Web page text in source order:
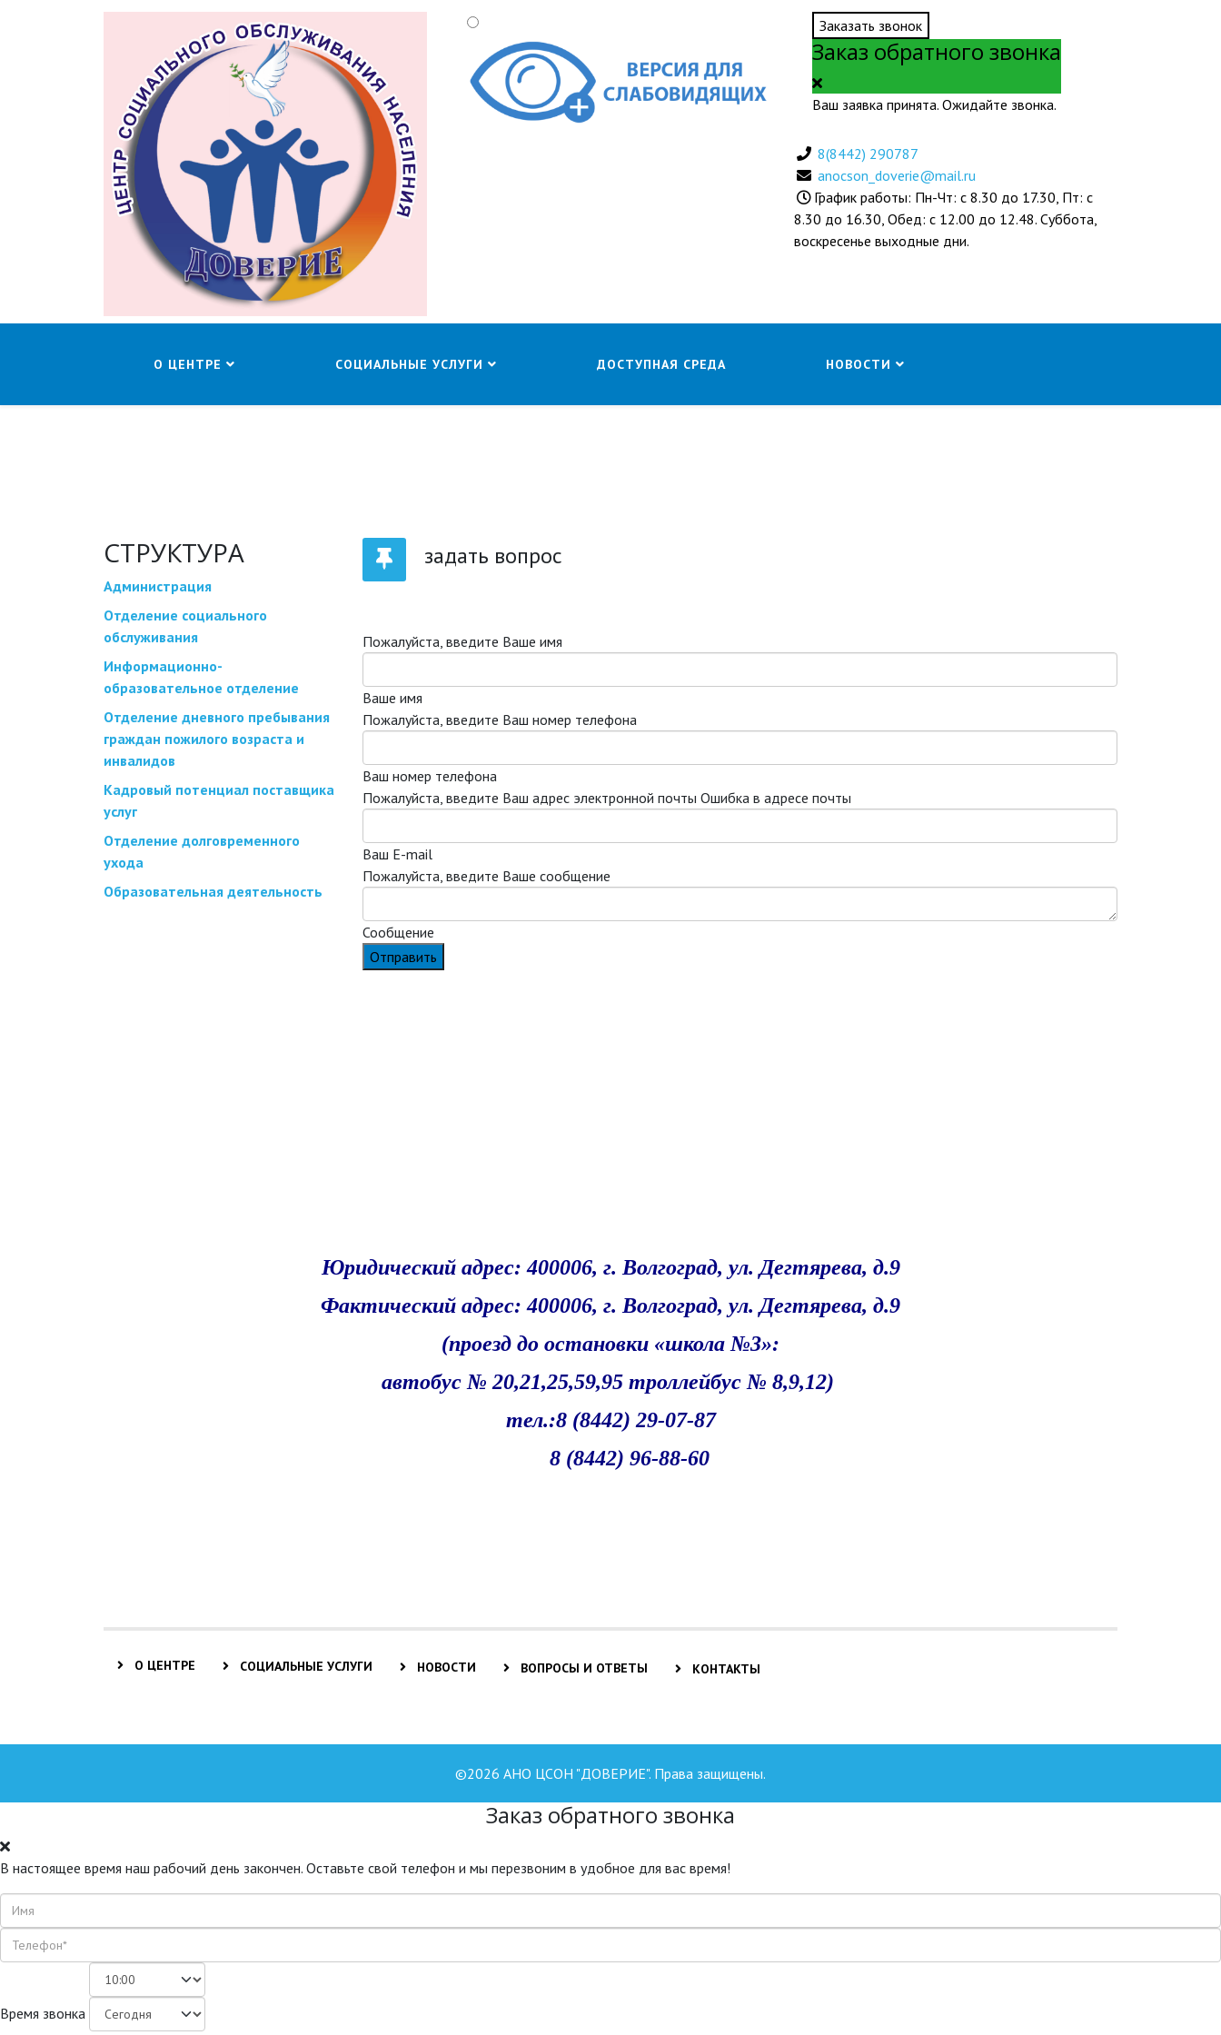
Заказать звонок
Заказ обратного звонка
Ваш заявка принята. Ожидайте звонка.
8(8442) 290787
anocson_doverie@mail.ru
График работы: Пн-Чт: с 8.30 до 17.30, Пт: с
8.30 до 16.30, Обед: с 12.00 до 12.48. Суббота,
воскресенье выходные дни.
О ЦЕНТРЕ СОЦИАЛЬНЫЕ УСЛУГИ ДОСТУПНАЯ СРЕДА НОВОСТИ
СТРУКТУРА
Администрация
Отделение социального
обслуживания
Информационно-
образовательное отделение
Отделение дневного пребывания
граждан пожилого возраста и
инвалидов
Кадровый потенциал поставщика
услуг
Отделение долговременного
ухода
Образовательная деятельность
задать вопрос
Пожалуйста, введите Ваше имя
Ваше имя
Пожалуйста, введите Ваш номер телефона
Ваш номер телефона
Пожалуйста, введите Ваш адрес электронной почты Ошибка в адресе почты
Ваш E-mail
Пожалуйста, введите Ваше сообщение
Сообщение
Юридический адрес: 400006, г. Волгоград, ул. Дегтярева, д.9
Фактический адрес: 400006, г. Волгоград, ул. Дегтярева, д.9
(проезд до остановки «школа №3»:
автобус № 20,21,25,59,95 троллейбус № 8,9,12)
тел.:8 (8442) 29-07-87
8 (8442) 96-88-60
О ЦЕНТРЕ СОЦИАЛЬНЫЕ УСЛУГИ НОВОСТИ ВОПРОСЫ И ОТВЕТЫ КОНТАКТЫ
©2026 АНО ЦСОН "ДОВЕРИЕ". Права защищены.
Заказ обратного звонка
В настоящее время наш рабочий день закончен. Оставьте свой телефон и мы перезвоним в удобное для вас время!
Время звонка